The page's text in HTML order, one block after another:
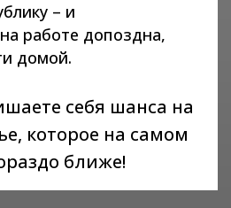
– и
работе допоздна,
домой.
себя шанса на
которое на самом
ближе!